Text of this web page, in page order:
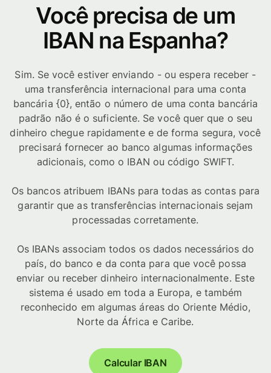
Você precisa de um
IBAN na Espanha?
Sim. Se você estiver enviando - ou espera receber -
uma transferência internacional para uma conta
bancária {0}, então o número de uma conta bancária
padrão não é o suficiente. Se você quer que o seu
dinheiro chegue rapidamente e de forma segura, você
precisará fornecer ao banco algumas informações
adicionais, como o IBAN ou código SWIFT.
Os bancos atribuem IBANs para todas as contas para
garantir que as transferências internacionais sejam
processadas corretamente.
Os IBANs associam todos os dados necessários do
país, do banco e da conta para que você possa
enviar ou receber dinheiro internacionalmente. Este
sistema é usado em toda a Europa, e também
reconhecido em algumas áreas do Oriente Médio,
Norte da África e Caribe.
Calcular IBAN